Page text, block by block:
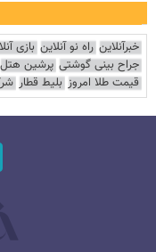
خبرآنلاین راه نو آنلاین بازی
جراح بینی گوشتی پرشین هتل
قیمت طلا امروز بلیط قطار